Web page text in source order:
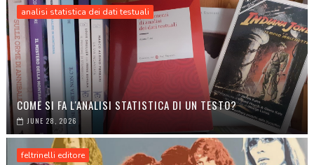
analisi statistica dei dati testuali
COME SI FA L'ANALISI STATISTICA DI UN TESTO?
JUNE 28, 2026
feltrinelli editore